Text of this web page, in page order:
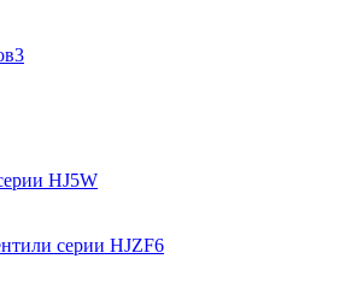
3
HJ5W
серии HJZF6